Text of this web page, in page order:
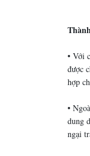
• Với
được
hợp
•
dung
ngại